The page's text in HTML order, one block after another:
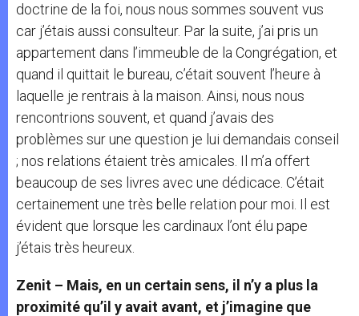
doctrine de la foi, nous nous sommes souvent vus
car j’étais aussi consulteur. Par la suite, j’ai pris un
appartement dans l’immeuble de la Congrégation, et
quand il quittait le bureau, c’était souvent l’heure à
laquelle je rentrais à la maison. Ainsi, nous nous
rencontrions souvent, et quand j’avais des
problèmes sur une question je lui demandais conseil
; nos relations étaient très amicales. Il m’a offert
beaucoup de ses livres avec une dédicace. C’était
certainement une très belle relation pour moi. Il est
évident que lorsque les cardinaux l’ont élu pape
j’étais très heureux.
Zenit – Mais, en un certain sens, il n’y a plus la
proximité qu’il y avait avant, et j’imagine que